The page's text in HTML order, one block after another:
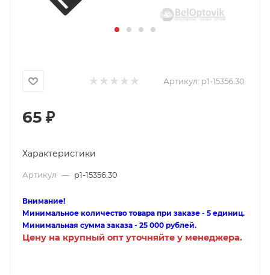
Артикул: p1-15356.30
65 ₽
Характеристики
Артикул — p1-15356.30
Внимание!
Минимальное количество товара при заказе - 5 единиц.
Минимальная сумма заказа - 25 000 рублей.
Цену на крупный опт уточняйте у менеджера.